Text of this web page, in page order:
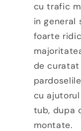
cu trafic
in general
foarte
de
cu
tub, dupa
montate.